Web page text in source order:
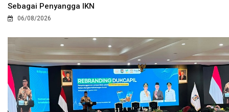
Sebagai Penyangga IKN
06/08/2026